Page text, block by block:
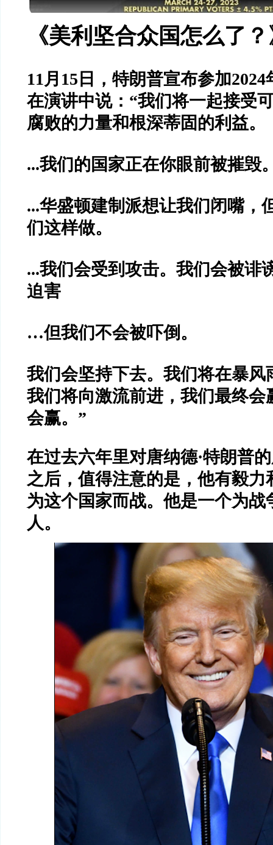
《美利坚合众国怎么了
11月 15 日，特朗普宣布参加2024
在演讲中说： “我们将一起接受
腐败的力量和根深蒂固的利益。
...我们的国家正在你眼前被摧毁
...华盛顿建制派想让我们闭嘴，
们这样做。
...我们会受到攻击。我们会被诽
迫害
…但我们不会被吓倒。
我们会坚持下去。我们将在暴风
我们将向激流前进，我们最终会
会赢。 ”
在过去六年里对唐纳德·特朗普
之后，值得注意的是，他有毅力
为这个国家而战。他是一个为战
人。